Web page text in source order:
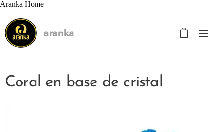
Aranka Home
aranka
Coral en base de cristal